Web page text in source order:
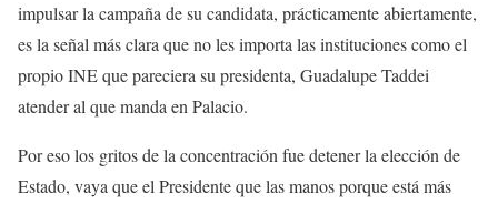
impulsar la campaña de su candidata, prácticamente abiertamente,
es la señal más clara que no les importa las instituciones como el
propio INE que pareciera su presidenta, Guadalupe Taddei
atender al que manda en Palacio.
Por eso los gritos de la concentración fue detener la elección de
Estado, vaya que el Presidente que las manos porque está más